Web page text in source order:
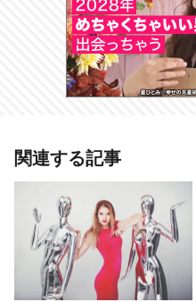
あわせて
12星
キング
できな
関連する記事